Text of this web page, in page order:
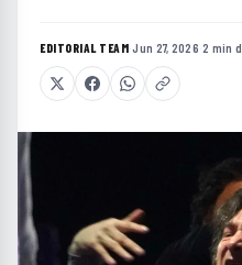
EDITORIAL TEAM·Jun 27, 2026·2 min